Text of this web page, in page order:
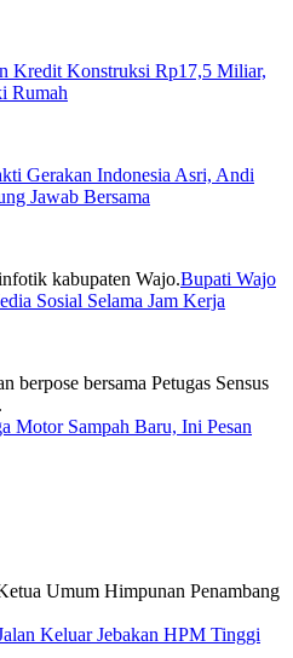
Kredit Konstruksi Rp17,5 Miliar,
Rumah
Gerakan Indonesia Asri, Andi
Jawab Bersama
Bupati Wajo
Sosial Selama Jam Kerja
Motor Sampah Baru, Ini Pesan
Keluar Jebakan HPM Tinggi